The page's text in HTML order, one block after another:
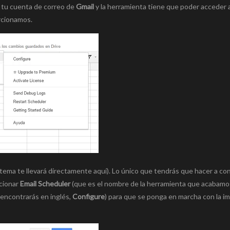
cuenta de correo deGmaily la herramienta tiene que poder acceder
te llevará directamente aquí). Lo único que tendrás que hacer a
Email Scheduler(que es el nombre de la herramienta que
en inglés, Configure) para que se ponga en marcha con la